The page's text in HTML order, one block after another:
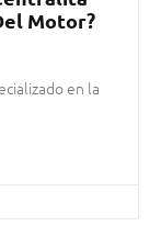
Motor?
en la